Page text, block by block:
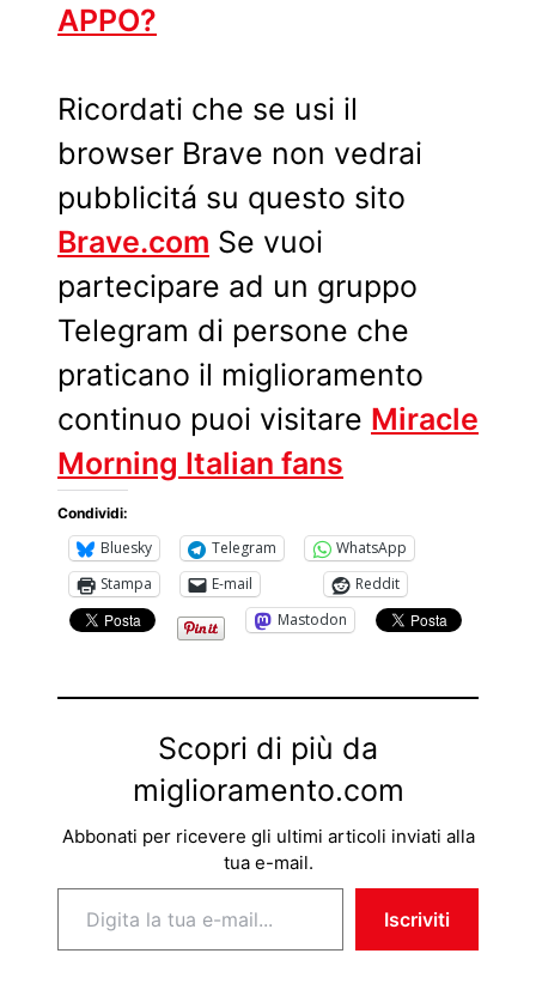
APPO?
Ricordati che se usi il
browser Brave non vedrai
pubblicitá su questo sito
Brave.com Se vuoi
partecipare ad un gruppo
Telegram di persone che
praticano il miglioramento
continuo puoi visitare Miracle
Morning Italian fans
Condividi:
Bluesky Telegram
WhatsApp
Stampa
E-mail
Reddit
Mastodon
Scopri di più da
miglioramento.com
Abbonati per ricevere gli ultimi articoli inviati alla
tua e-mail.
Digita la tua e-mail...
Iscriviti